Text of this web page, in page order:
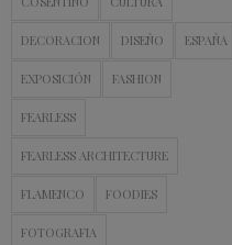
DECORACION DISEÑO ESPAÑA
EXPOSICIÓN FASHION
FEARLESS
FEARLESS ARCHITECTURE
FLAMENCO FOODIES
FOTOGRAFIA